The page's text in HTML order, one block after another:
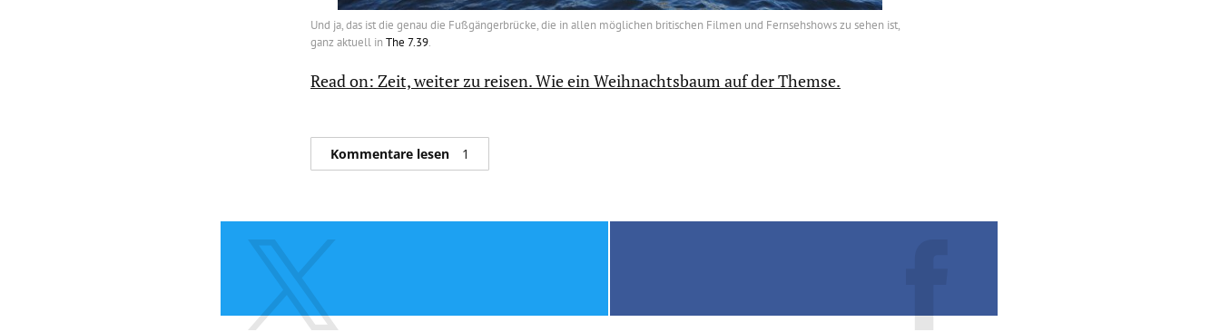
Und ja, das ist die genau die Fußgängerbrücke, die in allen möglichen britischen Filmen und Fernsehshows zu sehen ist,
ganz aktuell in The 7.39.
Read on: Zeit, weiter zu reisen. Wie ein Weihnachtsbaum auf der Themse.
Kommentare lesen 1